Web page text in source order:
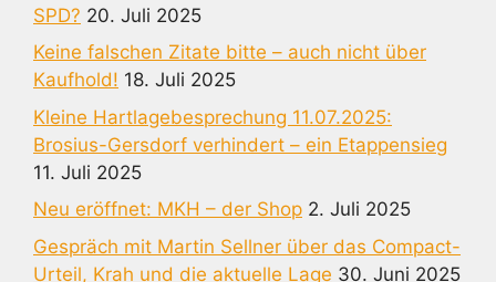
SPD? 20. Juli 2025
Keine falschen Zitate bitte – auch nicht über
Kaufhold! 18. Juli 2025
Kleine Hartlagebesprechung 11.07.2025:
Brosius-Gersdorf verhindert – ein Etappensieg
11. Juli 2025
Neu eröffnet: MKH – der Shop 2. Juli 2025
Gespräch mit Martin Sellner über das Compact-
Urteil, Krah und die aktuelle Lage 30. Juni 2025